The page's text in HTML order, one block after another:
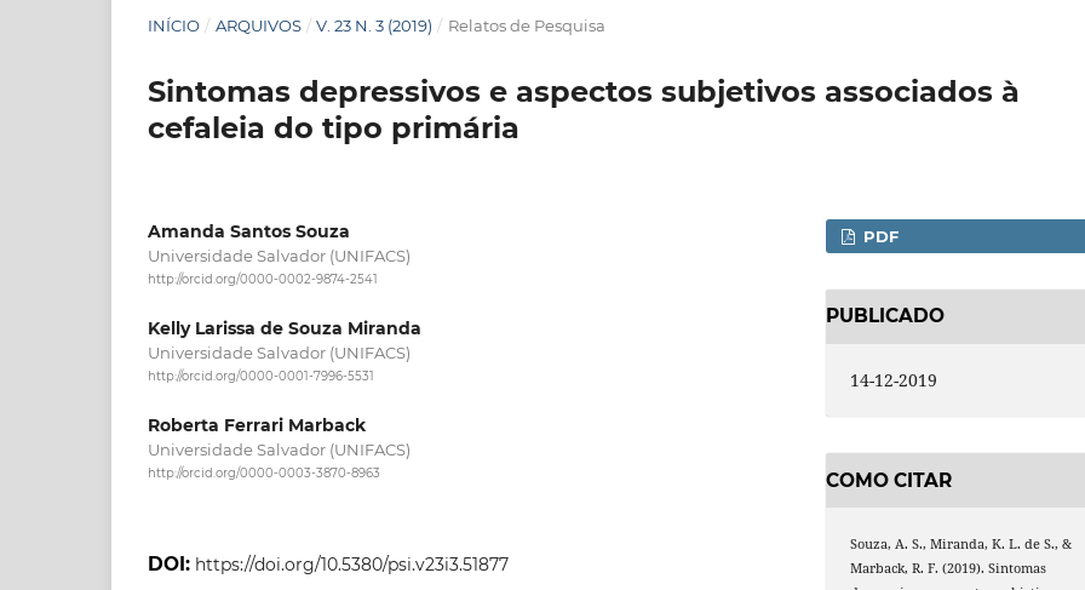
INÍCIO / ARQUIVOS / V. 23 N. 3 (2019) / Relatos de Pesquisa
Sintomas depressivos e aspectos subjetivos associados à
cefaleia do tipo primária
Amanda Santos Souza
Universidade Salvador (UNIFACS)
http://orcid.org/0000-0002-9874-2541
Kelly Larissa de Souza Miranda
Universidade Salvador (UNIFACS)
http://orcid.org/0000-0001-7996-5531
Roberta Ferrari Marback
Universidade Salvador (UNIFACS)
http://orcid.org/0000-0003-3870-8963
DOI: https://doi.org/10.5380/psi.v23i3.51877
PDF
PUBLICADO
14-12-2019
COMO CITAR
Souza, A. S., Miranda, K. L. de S., &
Marback, R. F. (2019). Sintomas